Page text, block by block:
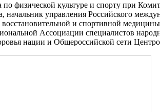
по физической культуре и спорту при
управления Российского
и спортивной
Ассоциации специалистов
нации и Общероссийской сети